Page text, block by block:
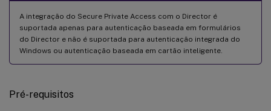
A integração do Secure Private Access com o Director é
suportada apenas para autenticação baseada em formulários
do Director e não é suportada para autenticação integrada do
Windows ou autenticação baseada em cartão inteligente.
Pré-requisitos